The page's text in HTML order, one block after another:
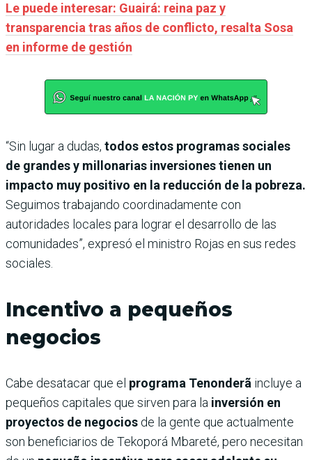
Le puede interesar: Guairá: reina paz y
transparencia tras años de conflicto, resalta Sosa
en informe de gestión
“Sin lugar a dudas, todos estos programas sociales
de grandes y millonarias inversiones tienen un
impacto muy positivo en la reducción de la pobreza.
Seguimos trabajando coordinadamente con
autoridades locales para lograr el desarrollo de las
comunidades”, expresó el ministro Rojas en sus redes
sociales.
Incentivo a pequeños
negocios
Cabe desatacar que el programa Tenonderã incluye a
pequeños capitales que sirven para la inversión en
proyectos de negocios de la gente que actualmente
son beneficiarios de Tekoporá Mbareté, pero necesitan